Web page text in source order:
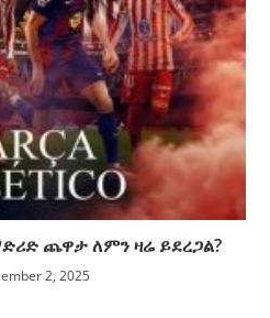
ጨዋታ ለምን ዛሬ ይደረጋል?
2, 2025